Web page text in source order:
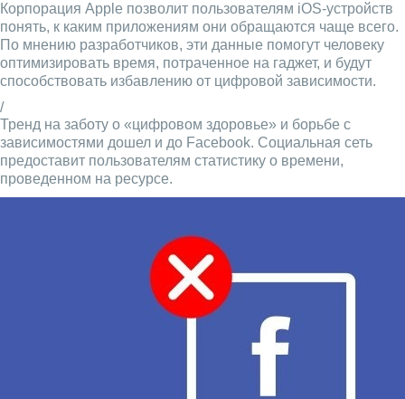
Корпорация Apple позволит пользователям iOS-устройств
понять, к каким приложениям они обращаются чаще всего.
По мнению разработчиков, эти данные помогут человеку
оптимизировать время, потраченное на гаджет, и будут
способствовать избавлению от цифровой зависимости.
/
Тренд на заботу о «цифровом здоровье» и борьбе с
зависимостями дошел и до Facebook. Социальная сеть
предоставит пользователям статистику о времени,
проведенном на ресурсе.